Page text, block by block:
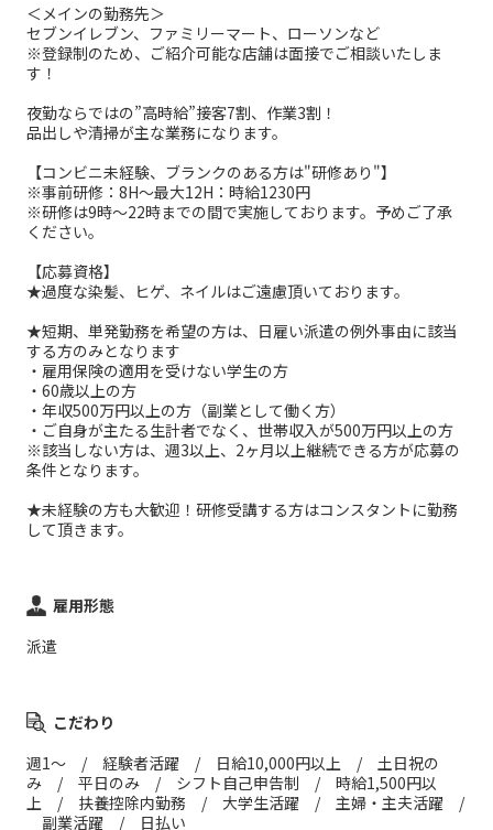
＜メインの勤務先＞
セブンイレブン、ファミリーマート、ローソンなど
※登録制のため、ご紹介可能な店舗は面接でご相談いたしま
す！
夜勤ならではの”高時給”接客7割、作業3割！
品出しや清掃が主な業務になります。
【コンビニ未経験、ブランクのある方は"研修あり"】
※事前研修：8H～最大12H：時給1230円
※研修は9時～22時までの間で実施しております。予めご了承
ください。
【応募資格】
★過度な染髪、ヒゲ、ネイルはご遠慮頂いております。
★短期、単発勤務を希望の方は、日雇い派遣の例外事由に該当
する方のみとなります
・雇用保険の適用を受けない学生の方
・60歳以上の方
・年収500万円以上の方（副業として働く方）
・ご自身が主たる生計者でなく、世帯収入が500万円以上の方
※該当しない方は、週3以上、2ヶ月以上継続できる方が応募の
条件となります。
★未経験の方も大歓迎！研修受講する方はコンスタントに勤務
して頂きます。
雇用形態
派遣
こだわり
週1～ / 経験者活躍 / 日給10,000円以上 / 土日祝の
み / 平日のみ / シフト自己申告制 / 時給1,500円以
上 / 扶養控除内勤務 / 大学生活躍 / 主婦・主夫活躍 /
副業活躍 / 日払い